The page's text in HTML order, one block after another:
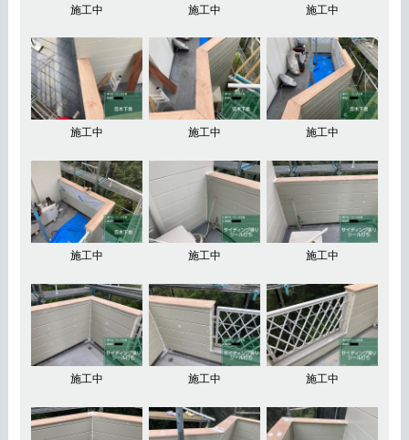
施工中 施工中 施工中
施工中 施工中 施工中
施工中 施工中 施工中
施工中 施工中 施工中